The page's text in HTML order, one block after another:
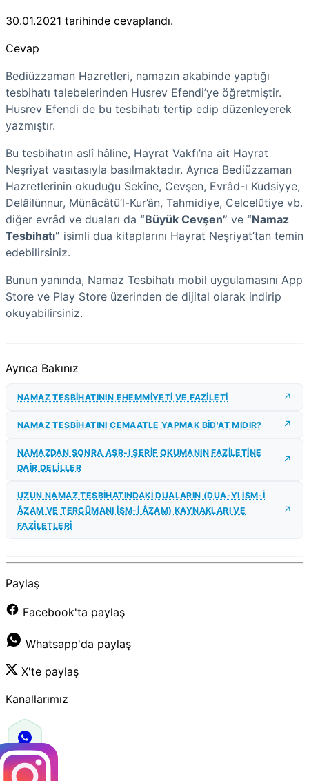
30.01.2021 tarihinde cevaplandı.
Cevap
Bediüzzaman Hazretleri, namazın akabinde yaptığı
tesbihatı talebelerinden Husrev Efendi’ye öğretmiştir.
Husrev Efendi de bu tesbihatı tertip edip düzenleyerek
yazmıştır.
Bu tesbihatın aslî hâline, Hayrat Vakfı’na ait Hayrat
Neşriyat vasıtasıyla basılmaktadır. Ayrıca Bediüzzaman
Hazretlerinin okuduğu Sekîne, Cevşen, Evrâd-ı Kudsiyye,
Delâilünnur, Münâcâtü’l-Kur’ân, Tahmidiye, Celcelûtiye vb.
diğer evrâd ve duaları da “Büyük Cevşen” ve “Namaz
Tesbihatı” isimli dua kitaplarını Hayrat Neşriyat’tan temin
edebilirsiniz.
Bunun yanında, Namaz Tesbihatı mobil uygulamasını App
Store ve Play Store üzerinden de dijital olarak indirip
okuyabilirsiniz.
Ayrıca Bakınız
NAMAZ TESBİHATININ EHEMMİYETİ VE FAZİLETİ
NAMAZ TESBİHATINI CEMAATLE YAPMAK BİD'AT MIDIR?
NAMAZDAN SONRA AŞR-I ŞERİF OKUMANIN FAZİLETİNE
DAİR DELİLLER
UZUN NAMAZ TESBİHATINDAKİ DUALARIN (DUA-YI İSM-İ
ÂZAM VE TERCÜMANI İSM-İ ÂZAM) KAYNAKLARI VE
FAZİLETLERİ
Paylaş
Facebook'ta paylaş
Whatsapp'da paylaş
X'te paylaş
Kanallarımız